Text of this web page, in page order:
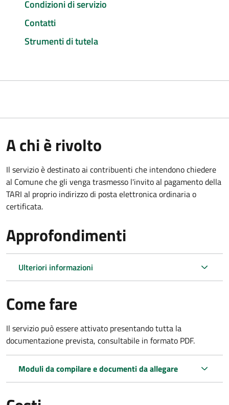
Condizioni di servizio
Contatti
Strumenti di tutela
A chi è rivolto
Il servizio è destinato ai contribuenti che intendono chiedere
al Comune che gli venga trasmesso l'invito al pagamento della
TARI al proprio indirizzo di posta elettronica ordinaria o
certificata.
Approfondimenti
Ulteriori informazioni
Come fare
Il servizio può essere attivato presentando tutta la
documentazione prevista, consultabile in formato PDF.
Moduli da compilare e documenti da allegare